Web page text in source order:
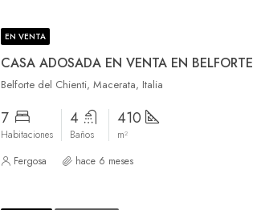
EN VENTA
Belforte del Chienti, Macerata, Italia
7
Habitaciones
4
Baños
410
m²
Fergosa
hace 6 meses